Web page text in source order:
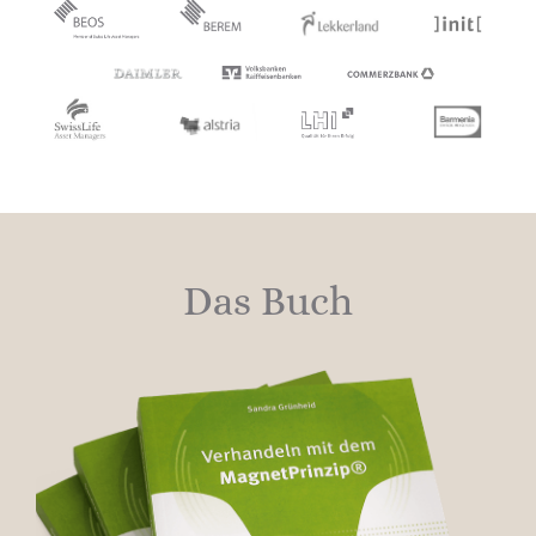
Personen zu Ihnen!
N
Das Seminar soll nachhaltig
wirken?
N
N
Sie möchten kein Seminar „von
der Stange“?
Das Buch